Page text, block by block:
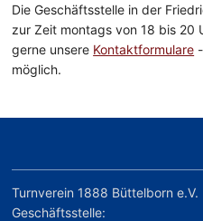
Die Geschäftsstelle in der
zur Zeit montags von 18 bis 20
gerne unsere Kontaktformulare
möglich.
Turnverein 1888 Büttelborn e.V.
Geschäftsstelle: